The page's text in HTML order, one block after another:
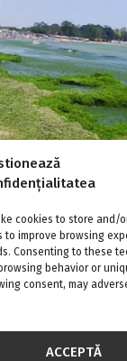
cookies to store and/
to improve browsing
Consenting to these
behavior or
consent, may
ACCEPTĂ
verde”:
– FOTO